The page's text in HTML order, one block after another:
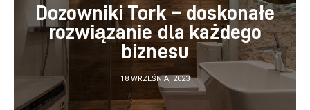
Dom i ogród
Uroda
Zdrowie
Dozowniki Tork – doskonałe
rozwiązanie dla każdego
biznesu
18 WRZEŚNIA, 2023